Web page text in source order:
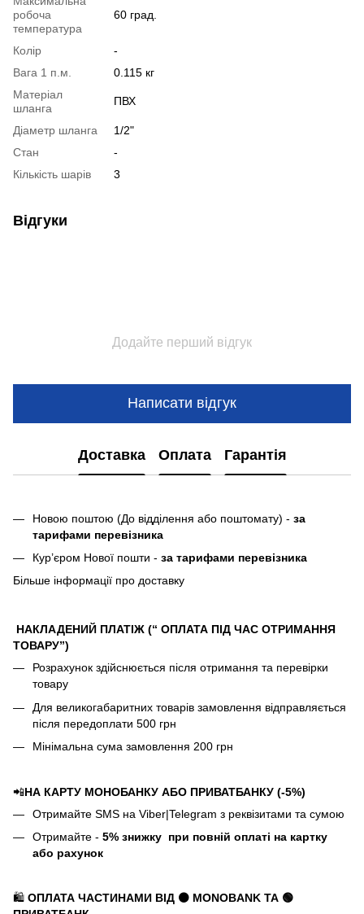
робоча
температура
60 град.
Колір
-
Вага 1 п.м.
0.115 кг
Матеріал
шланга
ПВХ
Діаметр шланга
1/2"
Стан
-
Кількість шарів
3
Відгуки
Додайте перший відгук
Написати відгук
Доставка Оплата Гарантія
Новою поштою (До відділення або поштомату) - за
тарифами перевізника
Кур’єром Нової пошти - за тарифами перевізника
Більше інформації про доставку
НАКЛАДЕНИЙ ПЛАТІЖ (“ ОПЛАТА ПІД ЧАС ОТРИМАННЯ
ТОВАРУ”)
Розрахунок здійснюється після отримання та перевірки
товару
Для великогабаритних товарів замовлення відправляється
після передоплати 500 грн
Мінімальна сума замовлення 200 грн
📲НА КАРТУ МОНОБАНКУ АБО ПРИВАТБАНКУ (-5%)
Отримайте SMS на Viber|Telegram з реквізитами та сумою
Отримайте - 5% знижку при повній оплаті на картку
або рахунок
🛍️ ОПЛАТА ЧАСТИНАМИ ВІД ⚫ MONOBANK ТА 🟢